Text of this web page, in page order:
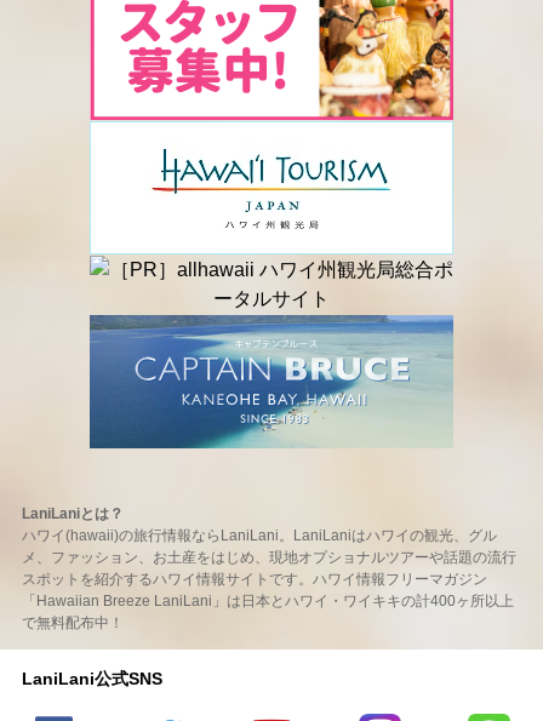
LaniLaniとは？
ハワイ(hawaii)の旅行情報ならLaniLani。LaniLaniはハワイの観光、グル
メ、ファッション、お土産をはじめ、現地オプショナルツアーや話題の流行
スポットを紹介するハワイ情報サイトです。ハワイ情報フリーマガジン
「Hawaiian Breeze LaniLani」は日本とハワイ・ワイキキの計400ヶ所以上
で無料配布中！
LaniLani公式SNS